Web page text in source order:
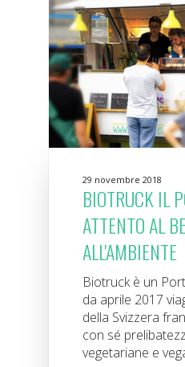
29 novembre 2018
BIOTRUCK IL
ATTENTO AL
ALL'AMBIENTE
Biotruck è un
da aprile 2017
della Svizzera
con sé
vegetariane e